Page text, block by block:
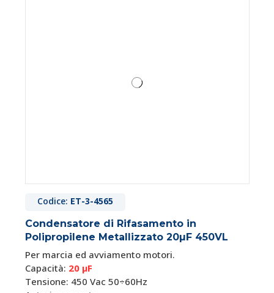
Codice: ET-3-4565
Condensatore di Rifasamento in
Polipropilene Metallizzato 20µF 450VL
Per marcia ed avviamento motori.
Capacità: 20 μF
Tensione: 450 Vac 50÷60Hz